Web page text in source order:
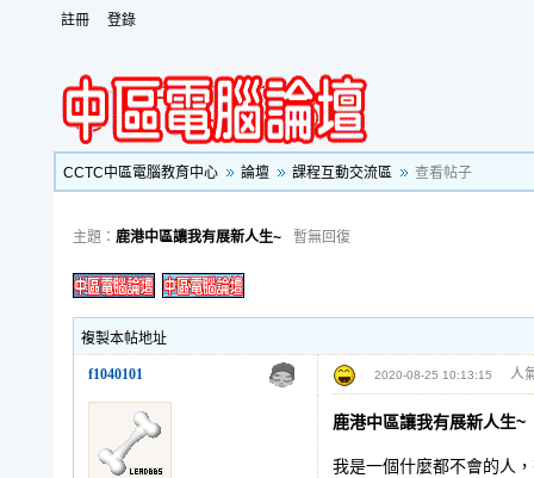
註冊 登錄
CCTC中區電腦教育中心 論壇 課程互動交流區 查看帖子
主題： 鹿港中區讓我有展新人生~ 暫無回復
複製本帖地址
f1040101 2020-08-25 10:13:15 人
鹿港中區讓我有展新人生~
我是一個什麼都不會的人